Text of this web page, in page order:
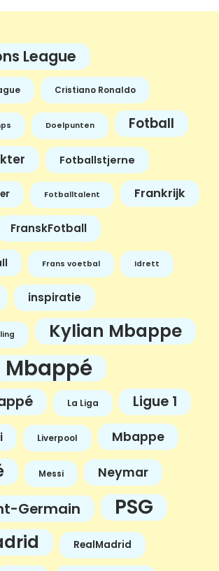
League
Cristiano Ronaldo
Doelpunten Fotball
Fotballstjerne
Fotballtalent Frankrijk
FranskFotball
Frans voetbal Idrett
inspiratie
Kylian Mbappe
Mbappé
La Liga Ligue 1
Liverpool Mbappe
Messi Neymar
Germain PSG
RealMadrid